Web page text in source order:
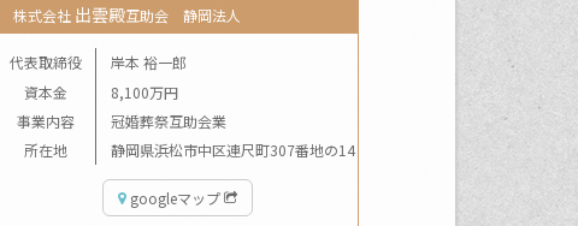
株式会社 出雲殿互助会 静岡法人
代表取締役
岸本 裕一郎
資本金
8,100万円
事業内容
冠婚葬祭互助会業
所在地
静岡県浜松市中区連尺町307番地の14
googleマップ